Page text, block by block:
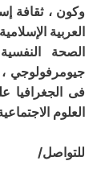
وكون ، ثقافة
العربية
الصحة
جيومرفولوجي
فى الجغرافيا
العلوم
للتواصل/